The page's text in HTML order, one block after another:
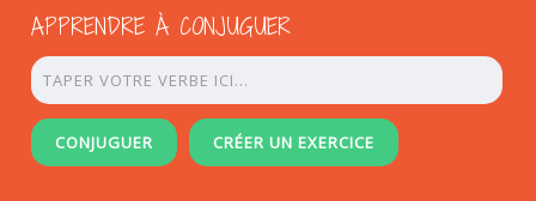
APPRENDRE À CONJUGUER
CONJUGUER CRÉER UN EXERCICE